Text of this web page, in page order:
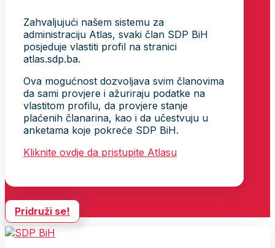
Zahvaljujući našem sistemu za
administraciju Atlas, svaki član SDP BiH
posjeduje vlastiti profil na stranici
atlas.sdp.ba.
Ova mogućnost dozvoljava svim članovima
da sami provjere i ažuriraju podatke na
vlastitom profilu, da provjere stanje
plaćenih članarina, kao i da učestvuju u
anketama koje pokreće SDP BiH.
Kliknite ovdje da pristupite Atlasu
Pridruži se!